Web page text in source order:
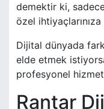
demektir ki,
özel ihtiyaçlarınıza
Dijital dünyada
elde etmek
profesyonel
Rantar